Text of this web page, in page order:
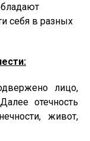
себя в разных
лицо,
отечность
живот,